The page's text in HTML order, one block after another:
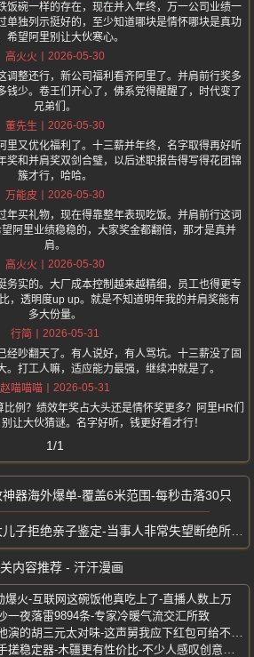
饭碗一样的存在，现在并入年终，万一公司业绩一
单独列示挺好的，至少知道哪块是情怀哪块是真功
希望阿里别让大伙寒心。
高火火
2026-05-30
调整还行，新公司福利看齐阿里了。并肩前行奖多
钱少。卷王们开心了，佛系党得醒醒了，时代变了
兄弟们。
董先生
2026-05-30
里又优化福利了。十三薪并年终，名字取得再好听
奖和并肩奖双剑合璧，以后述职报告得写得花团锦
簇才行，哈哈。
万能皮
2026-05-30
年买礼物，现在得靠整年表现吃饭。并肩前行这词
阿里业绩稳稳的，大家奖金都翻倍，那才是真并
肩。
高火火
2026-05-30
务实的。大厂成本控制越来越精细，员工也得更专
，透明度up up。就是不知道明年我的并肩奖能有
多大份量。
行简
2026-05-31
经吵翻天了。有人说好，有人骂坑。十三薪没了固
。打工人嘛，适应能力最强，继续冲就是了。
赵喵喵喵
2026-05-31
例？绩效年奖占大头还是情怀奖更多？阿里HR们
让大伙猜谜。名字好听，钱更好看才行！
1/1
器海外爆单-覆盖6米范围-每秒击落30只
拒绝亲子鉴定-当事人非常失望断绝所有往来
内容推荐 - 汗汗漫画
爆火-互联网这碗饭他真吃上了-直播人数上万
一夜落雷9894条-专家冷暖气流交汇所致